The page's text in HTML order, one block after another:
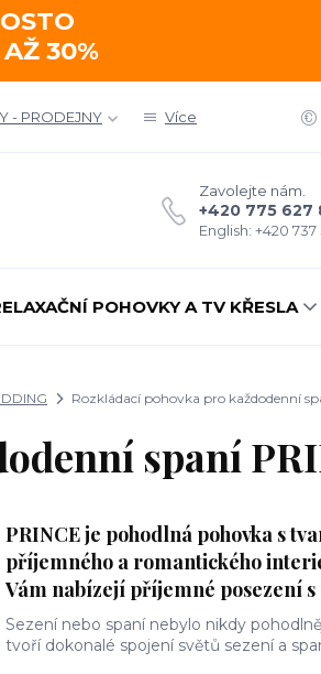
30%
- PRODEJNY Více
Zavolejte nám.
+420 775 627
English: +420
POHOVKY A TV KŘESLA
Rozkládací pohovka pro každodenní
spaní
PRINCE je pohodlná pohovka s
příjemného a romantického
Vám nabízejí příjemné posezení
Sezení nebo spaní nebylo nikdy
tvoří dokonalé spojení světů sezení a